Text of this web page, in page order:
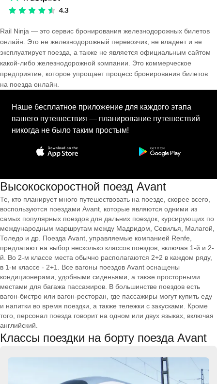
Rail Ninja — это сервис бронирования железнодорожных билетов
онлайн. Это не железнодорожный перевозчик, не владеет и не
эксплуатирует поезда, а также не является официальным сайтом
какой-либо железнодорожной компании. Это коммерческое
предприятие, которое упрощает процесс бронирования билетов
на поезда онлайн.
Наше бесплатное приложение для каждого этапа
вашего путешествия — планирование путешествий
никогда не было таким простым!
Высокоскоростной поезд Avant
Те, кто планирует много путешествовать на поезде, скорее всего,
воспользуются поездами Avant, которые являются одними из
самых популярных поездов для дальних поездок, курсирующих по
международным маршрутам между Мадридом, Севилья, Малагой,
Толедо и др. Поезда Avant, управляемые компанией Renfe,
предлагают на выбор несколько классов поездов, включая 1-й и 2-
й. Во 2-м классе места обычно располагаются 2+2 в каждом ряду,
в 1-м классе - 2+1. Все вагоны поездов Avant оснащены
кондиционерами, удобными сиденьями, а также просторными
местами для багажа пассажиров. В большинстве поездов есть
вагон-бистро или вагон-ресторан, где пассажиры могут купить еду
и напитки во время поездки, а также тележки с закусками. Кроме
того, персонал поезда говорит на одном или двух языках, включая
английский.
Классы поездки на борту поезда Avant